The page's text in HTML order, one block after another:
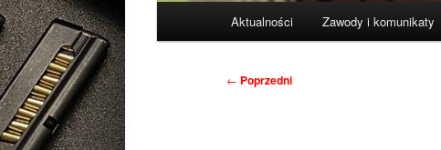
Aktualności Zawody i komunikaty
Nawigacja
← Poprzedni